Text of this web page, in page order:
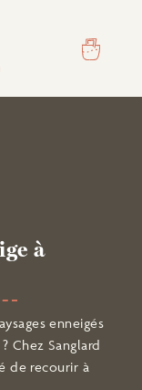
à
enneigés
Chez Sanglard
de recourir à